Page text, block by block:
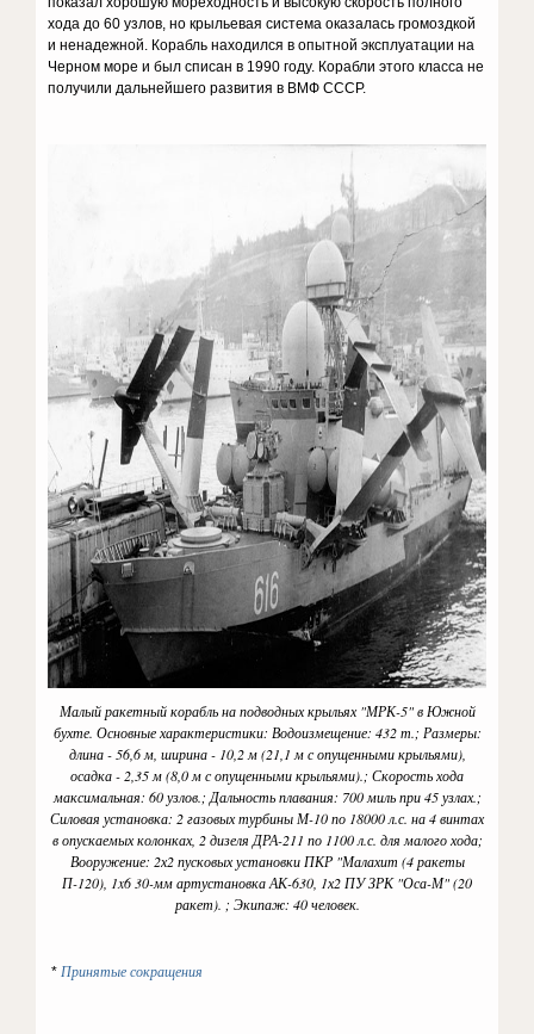
хода до 60 узлов, но крыльевая система оказалась громоздкой
и ненадежной. Корабль находился в опытной эксплуатации на
Черном море и был списан в 1990 году. Корабли этого класса не
получили дальнейшего развития в ВМФ СССР.
Малый ракетный корабль на подводных крыльях "МРК-5" в Южной
бухте. Основные характеристики: Водоизмещение: 432 т.; Размеры:
длина - 56,6 м, ширина - 10,2 м (21,1 м с опущенными крыльями),
осадка - 2,35 м (8,0 м с опущенными крыльями).; Скорость хода
максимальная: 60 узлов.; Дальность плавания: 700 миль при 45 узлах.;
Силовая установка: 2 газовых турбины М-10 по 18000 л.с. на 4 винтах
в опускаемых колонках, 2 дизеля ДРА-211 по 1100 л.с. для малого хода;
Вооружение: 2х2 пусковых установки ПКР "Малахит (4 ракеты
П-120), 1x6 30-мм артустановка АК-630, 1х2 ПУ ЗРК "Оса-М" (20
ракет). ; Экипаж: 40 человек.
*Принятые сокращения